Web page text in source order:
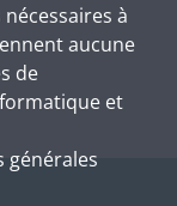
à
aucune
de
et
générales